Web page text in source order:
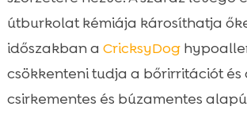
útburkolat kémiája károsíthatja
időszakban a CricksyDog
csökkenteni tudja a bőrirritációt és
csirkementes és búzamentes